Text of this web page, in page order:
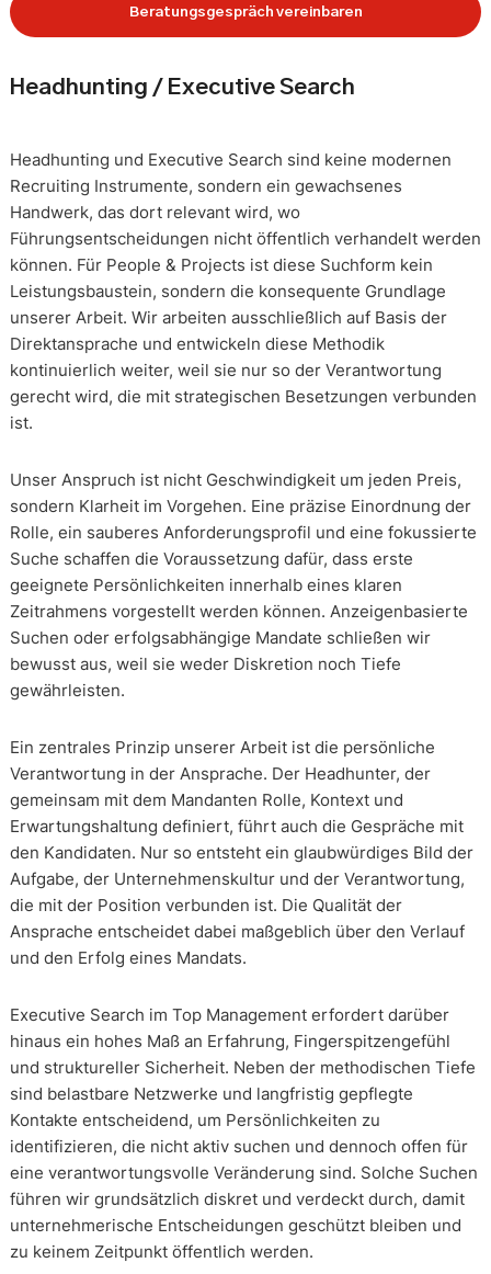
Beratungsgespräch vereinbaren
Headhunting / Executive Search
Headhunting und Executive Search sind keine modernen
Recruiting Instrumente, sondern ein gewachsenes
Handwerk, das dort relevant wird, wo
Führungsentscheidungen nicht öffentlich verhandelt werden
können. Für People & Projects ist diese Suchform kein
Leistungsbaustein, sondern die konsequente Grundlage
unserer Arbeit. Wir arbeiten ausschließlich auf Basis der
Direktansprache und entwickeln diese Methodik
kontinuierlich weiter, weil sie nur so der Verantwortung
gerecht wird, die mit strategischen Besetzungen verbunden
ist.
Unser Anspruch ist nicht Geschwindigkeit um jeden Preis,
sondern Klarheit im Vorgehen. Eine präzise Einordnung der
Rolle, ein sauberes Anforderungsprofil und eine fokussierte
Suche schaffen die Voraussetzung dafür, dass erste
geeignete Persönlichkeiten innerhalb eines klaren
Zeitrahmens vorgestellt werden können. Anzeigenbasierte
Suchen oder erfolgsabhängige Mandate schließen wir
bewusst aus, weil sie weder Diskretion noch Tiefe
gewährleisten.
Ein zentrales Prinzip unserer Arbeit ist die persönliche
Verantwortung in der Ansprache. Der Headhunter, der
gemeinsam mit dem Mandanten Rolle, Kontext und
Erwartungshaltung definiert, führt auch die Gespräche mit
den Kandidaten. Nur so entsteht ein glaubwürdiges Bild der
Aufgabe, der Unternehmenskultur und der Verantwortung,
die mit der Position verbunden ist. Die Qualität der
Ansprache entscheidet dabei maßgeblich über den Verlauf
und den Erfolg eines Mandats.
Executive Search im Top Management erfordert darüber
hinaus ein hohes Maß an Erfahrung, Fingerspitzengefühl
und struktureller Sicherheit. Neben der methodischen Tiefe
sind belastbare Netzwerke und langfristig gepflegte
Kontakte entscheidend, um Persönlichkeiten zu
identifizieren, die nicht aktiv suchen und dennoch offen für
eine verantwortungsvolle Veränderung sind. Solche Suchen
führen wir grundsätzlich diskret und verdeckt durch, damit
unternehmerische Entscheidungen geschützt bleiben und
zu keinem Zeitpunkt öffentlich werden.